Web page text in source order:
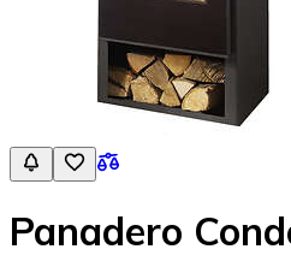
Panadero